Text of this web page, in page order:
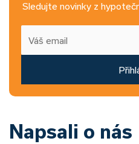
Sledujte novinky z
Napsali o nás